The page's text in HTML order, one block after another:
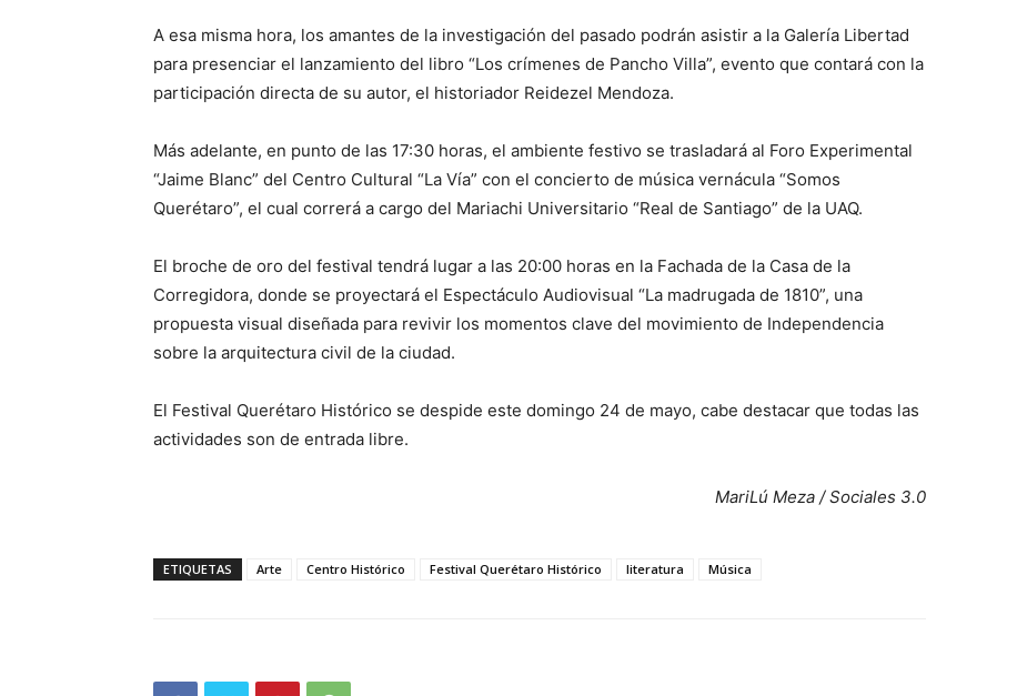
A esa misma hora, los amantes de la investigación del pasado podrán asistir a la Galería Libertad
para presenciar el lanzamiento del libro “Los crímenes de Pancho Villa”, evento que contará con la
participación directa de su autor, el historiador Reidezel Mendoza.
Más adelante, en punto de las 17:30 horas, el ambiente festivo se trasladará al Foro Experimental
“Jaime Blanc” del Centro Cultural “La Vía” con el concierto de música vernácula “Somos
Querétaro”, el cual correrá a cargo del Mariachi Universitario “Real de Santiago” de la UAQ.
El broche de oro del festival tendrá lugar a las 20:00 horas en la Fachada de la Casa de la
Corregidora, donde se proyectará el Espectáculo Audiovisual “La madrugada de 1810”, una
propuesta visual diseñada para revivir los momentos clave del movimiento de Independencia
sobre la arquitectura civil de la ciudad.
El Festival Querétaro Histórico se despide este domingo 24 de mayo, cabe destacar que todas las
actividades son de entrada libre.
MariLú Meza / Sociales 3.0
ETIQUETAS Arte Centro Histórico Festival Querétaro Histórico literatura Música